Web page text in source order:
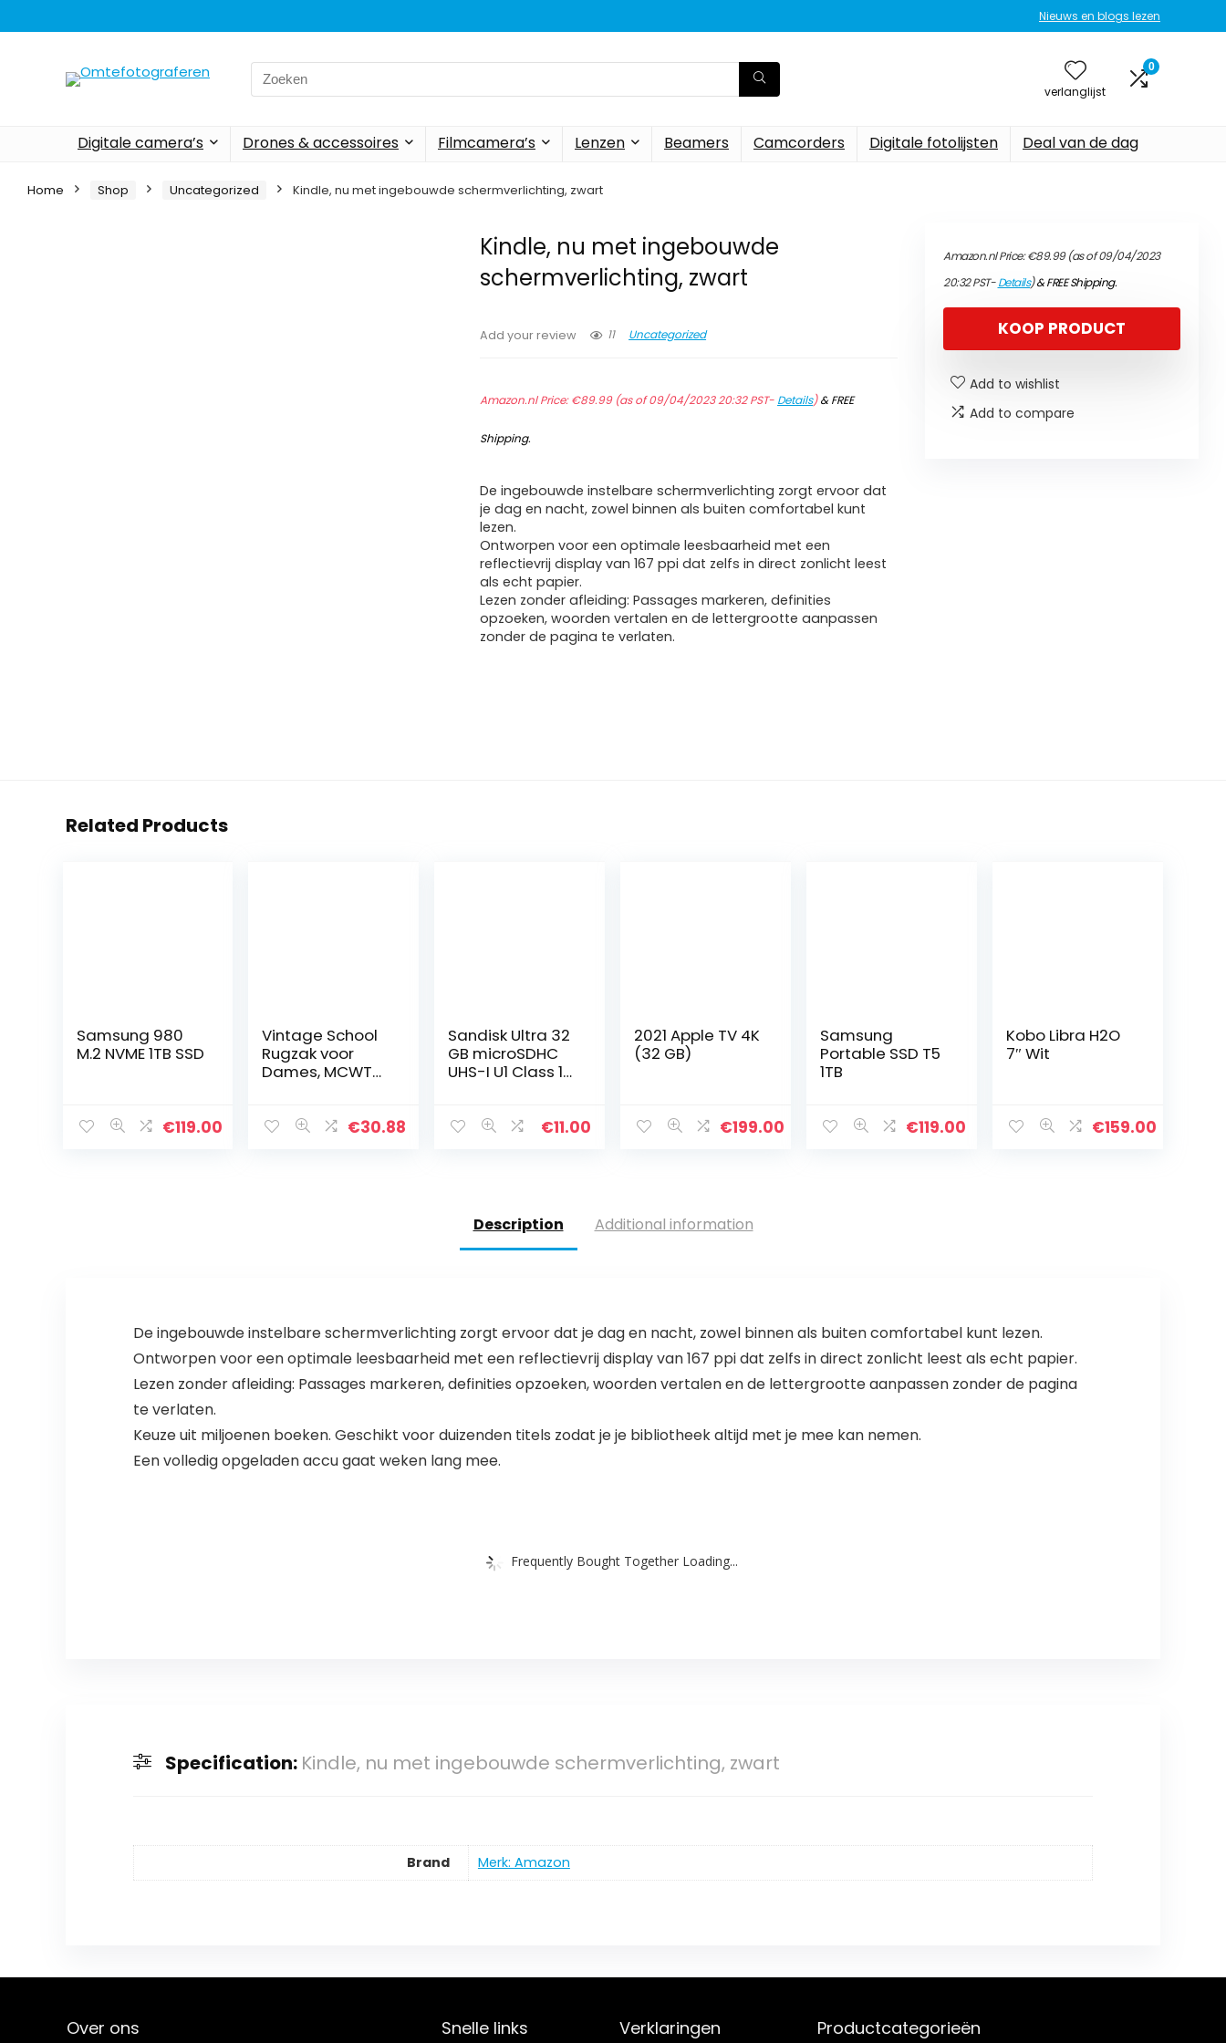
Nieuws en blogs lezen
Search
for:
verlanglijst
0
Digitale camera’s Drones & accessoires Filmcamera’s Lenzen Beamers Camcorders Digitale fotolijsten Deal van de dag
Home Shop Uncategorized Kindle, nu met ingebouwde schermverlichting, zwart
Kindle, nu met ingebouwde
schermverlichting, zwart
Add your review 11 Uncategorized
Amazon.nl Price:€89.99(as of 09/04/2023 20:32 PST- Details)&FREE
Shipping.
De ingebouwde instelbare schermverlichting zorgt ervoor dat
je dag en nacht, zowel binnen als buiten comfortabel kunt
lezen.
Ontworpen voor een optimale leesbaarheid met een
reflectievrij display van 167 ppi dat zelfs in direct zonlicht leest
als echt papier.
Lezen zonder afleiding: Passages markeren, definities
opzoeken, woorden vertalen en de lettergrootte aanpassen
zonder de pagina te verlaten.
Amazon.nl Price:€89.99(as of 09/04/2023
20:32 PST-Details)&FREE Shipping.
KOOP PRODUCT
Add to wishlist
Add to compare
Related Products
Samsung 980
M.2 NVME 1TB SSD
€119.00
Vintage School
Rugzak voor
Dames, MCWTH
oplaadpoort
€30.88
Sandisk Ultra 32
GB microSDHC
UHS-I U1 Class 10
120 MB/s
€11.00
2021 Apple TV 4K
(32 GB)
€199.00
Samsung
Portable SSD T5
1TB
€119.00
Kobo Libra H2O
7″ Wit
€159.00
Description Additional information
De ingebouwde instelbare schermverlichting zorgt ervoor dat je dag en nacht, zowel binnen als buiten comfortabel kunt lezen.
Ontworpen voor een optimale leesbaarheid met een reflectievrij display van 167 ppi dat zelfs in direct zonlicht leest als echt papier.
Lezen zonder afleiding: Passages markeren, definities opzoeken, woorden vertalen en de lettergrootte aanpassen zonder de pagina
te verlaten.
Keuze uit miljoenen boeken. Geschikt voor duizenden titels zodat je je bibliotheek altijd met je mee kan nemen.
Een volledig opgeladen accu gaat weken lang mee.
Frequently Bought Together Loading...
Specification: Kindle, nu met ingebouwde schermverlichting, zwart
Brand Merk: Amazon
Over ons Snelle links Verklaringen Productcategorieën